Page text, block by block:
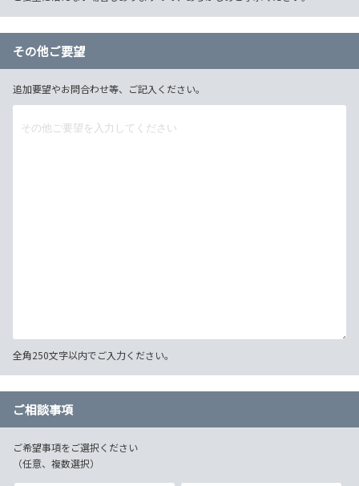
その他ご要望
追加要望やお問合わせ等、ご記入ください。
全角250文字以内でご入力ください。
ご相談事項
ご希望事項をご選択ください
（任意、複数選択）